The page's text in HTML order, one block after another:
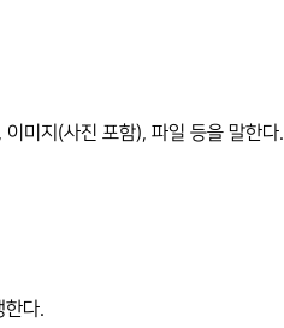
미지(사진 포함), 파일 등을 말한다.
한다.